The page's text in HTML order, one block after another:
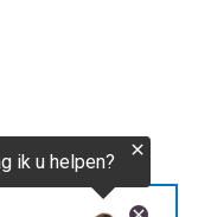
Thuis
FAQ